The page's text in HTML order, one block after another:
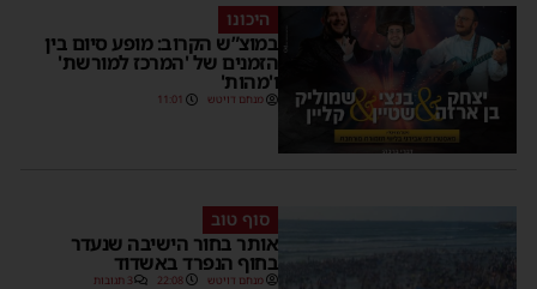
היכונו
במוצ”ש הקרוב: מופע סיום בין
הזמנים של 'המרכז למורשת'
ו'מהות'
מנחם דויטש 11:01
סוף טוב
אותר בחור הישיבה שנעדר
בחוף הנפרד באשדוד
מנחם דויטש 22:08 3 תגובות